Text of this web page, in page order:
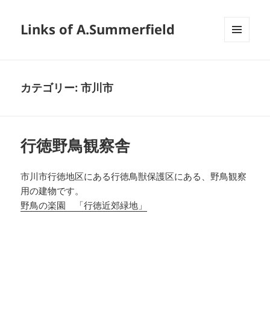
Links of A.Summerfield
カテゴリー:市川市
行徳野鳥観察舎
市川市行徳地区にある行徳鳥獣保護区にある、野鳥観察
用の建物です。
野鳥の楽園 「行徳近郊緑地」